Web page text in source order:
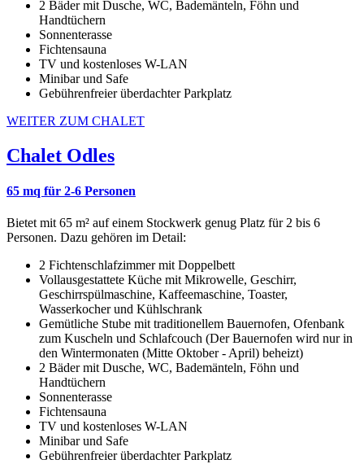
2 Bäder mit Dusche, WC, Bademänteln, Föhn und
Handtüchern
Sonnenterasse
Fichtensauna
TV und kostenloses W-LAN
Minibar und Safe
Gebührenfreier überdachter Parkplatz
WEITER ZUM CHALET
Chalet Odles
65 mq für 2-6 Personen
Bietet mit 65 m² auf einem Stockwerk genug Platz für 2 bis 6
Personen. Dazu gehören im Detail:
2 Fichtenschlafzimmer mit Doppelbett
Vollausgestattete Küche mit Mikrowelle, Geschirr,
Geschirrspülmaschine, Kaffeemaschine, Toaster,
Wasserkocher und Kühlschrank
Gemütliche Stube mit traditionellem Bauernofen, Ofenbank
zum Kuscheln und Schlafcouch (Der Bauernofen wird nur in
den Wintermonaten (Mitte Oktober - April) beheizt)
2 Bäder mit Dusche, WC, Bademänteln, Föhn und
Handtüchern
Sonnenterasse
Fichtensauna
TV und kostenloses W-LAN
Minibar und Safe
Gebührenfreier überdachter Parkplatz